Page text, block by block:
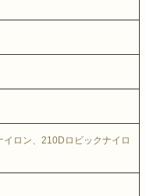
ロン、210Dロビックナイロ